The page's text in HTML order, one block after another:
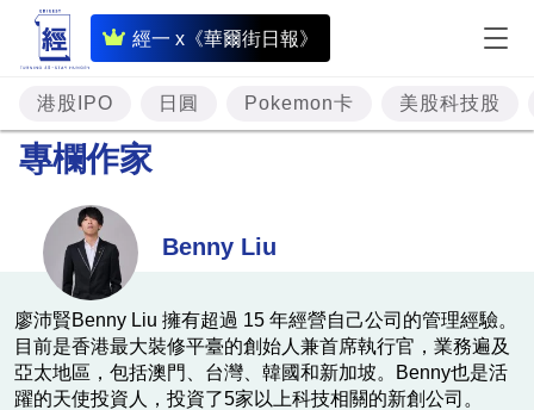
經一 x《華爾街日報》
即
時
財
經
樓
市
港股IPO 日圓 Pokemon卡 美股科技股
專欄作家
Benny Liu
廖沛賢Benny Liu 擁有超過 15 年經營自己公司的管理經驗。
目前是香港最大裝修平臺的創始人兼首席執行官，業務遍及
亞太地區，包括澳門、台灣、韓國和新加坡。Benny也是活
躍的天使投資人，投資了5家以上科技相關的新創公司。